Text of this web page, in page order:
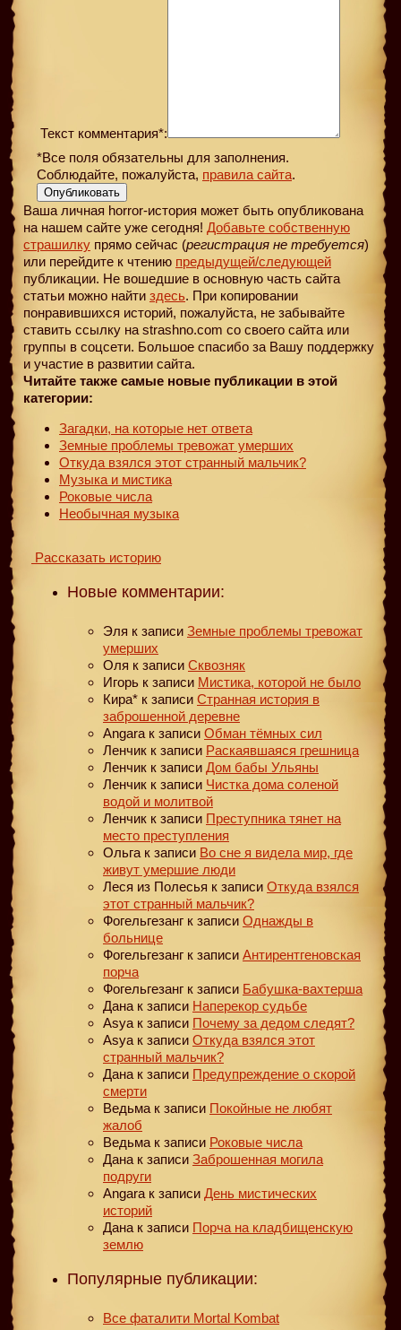
Текст комментария*:
*Все поля обязательны для заполнения.
Соблюдайте, пожалуйста, правила сайта.
Опубликовать
Ваша личная horror-история может быть опубликована
на нашем сайте уже сегодня! Добавьте собственную
страшилку прямо сейчас (регистрация не требуется)
или перейдите к чтению предыдущей/следующей
публикации. Не вошедшие в основную часть сайта
статьи можно найти здесь. При копировании
понравившихся историй, пожалуйста, не забывайте
ставить ссылку на strashno.com со своего сайта или
группы в соцсети. Большое спасибо за Вашу поддержку
и участие в развитии сайта.
Читайте также самые новые публикации в этой
категории:
Загадки, на которые нет ответа
Земные проблемы тревожат умерших
Откуда взялся этот странный мальчик?
Музыка и мистика
Роковые числа
Необычная музыка
Рассказать историю
Новые комментарии:
Эля к записи Земные проблемы тревожат
умерших
Оля к записи Сквозняк
Игорь к записи Мистика, которой не было
Кира* к записи Странная история в
заброшенной деревне
Angara к записи Обман тёмных сил
Ленчик к записи Раскаявшаяся грешница
Ленчик к записи Дом бабы Ульяны
Ленчик к записи Чистка дома соленой
водой и молитвой
Ленчик к записи Преступника тянет на
место преступления
Ольга к записи Во сне я видела мир, где
живут умершие люди
Леся из Полесья к записи Откуда взялся
этот странный мальчик?
Фогельгезанг к записи Однажды в
больнице
Фогельгезанг к записи Антирентгеновская
порча
Фогельгезанг к записи Бабушка-вахтерша
Дана к записи Наперекор судьбе
Asya к записи Почему за дедом следят?
Asya к записи Откуда взялся этот
странный мальчик?
Дана к записи Предупреждение о скорой
смерти
Ведьма к записи Покойные не любят
жалоб
Ведьма к записи Роковые числа
Дана к записи Заброшенная могила
подруги
Angara к записи День мистических
историй
Дана к записи Порча на кладбищенскую
землю
Популярные публикации:
Все фаталити Mortal Kombat